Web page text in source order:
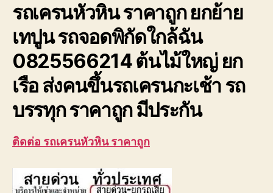
รถเครนหัวหิน ราคาถูก ยกย้าย
เทปูน รถจอดพิกัดใกล้ฉัน
0825566214 ต้นไม้ใหญ่ ยก
เรือ ส่งคนขึ้นรถเครนกะเช้า รถ
บรรทุก ราคาถูก มีประกัน
ติดต่อ รถเครนหัวหิน ราคาถูก